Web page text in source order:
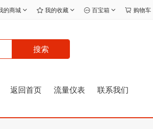
的商城 我的收藏 百宝箱 购物车
搜索
返回首页 流量仪表 联系我们